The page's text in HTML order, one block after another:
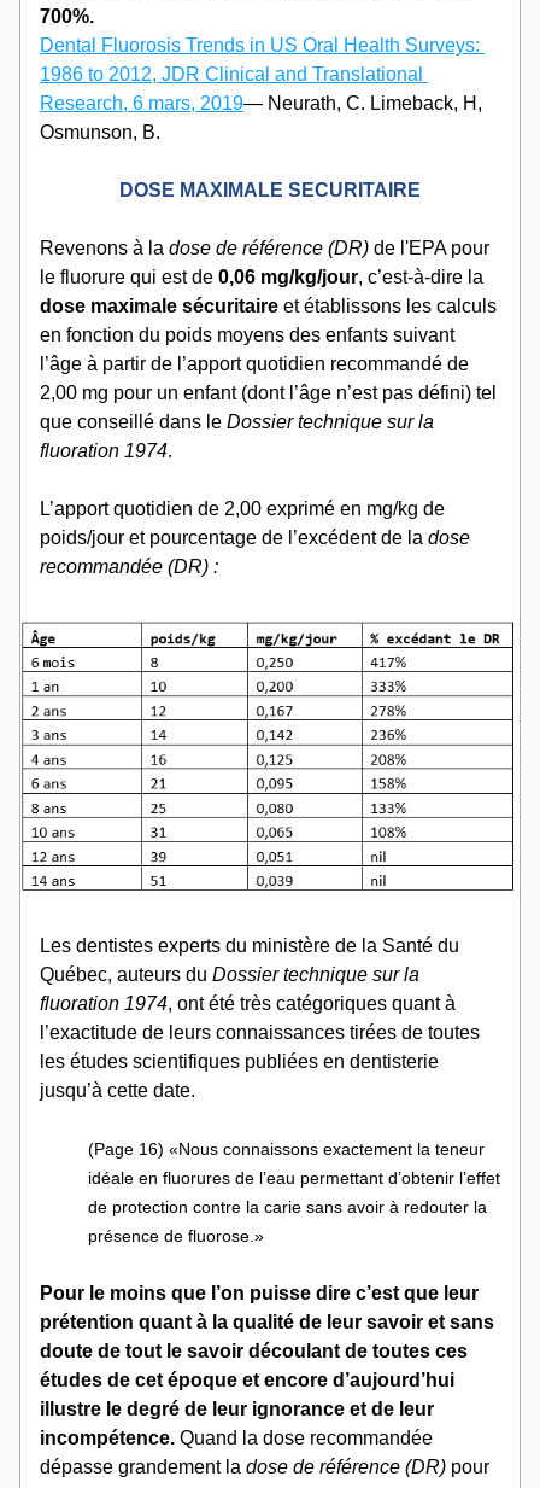
700%.
Dental Fluorosis Trends in US Oral Health Surveys:
1986 to 2012, JDR Clinical and Translational
Research, 6 mars, 2019— Neurath, C. Limeback, H,
Osmunson, B.
DOSE MAXIMALE SECURITAIRE
Revenons à la dose de référence (DR) de l'EPA pour
le fluorure qui est de 0,06 mg/kg/jour
dose maximale sécuritaire et établissons les calculs
en fonction du poids moyens des enfants suivant
l’âge à partir de l’apport quotidien recommandé de
2,00 mg pour un enfant (dont l’âge n’est pas défini) tel
que conseillé dans le Dossier technique sur la
fluoration 1974.
L’apport quotidien de 2,00 exprimé en mg/kg de
poids/jour et pourcentage de l’excédent de la dose
recommandée (DR) :
Les dentistes experts du ministère de la Santé du
Québec, auteurs du Dossier technique sur la
fluoration 1974, ont été très catégoriques quant à
l’exactitude de leurs connaissances tirées de toutes
les études scientifiques publiées en dentisterie
jusqu’à cette date.
(Page 16) «Nous connaissons exactement la teneur
idéale en fluorures de l’eau permettant d’obtenir l’effet
de protection contre la carie sans avoir à redouter la
présence de fluorose.»
Pour le moins que l’on puisse dire c’est que leur
prétention quant à la qualité de leur savoir et sans
doute de tout le savoir découlant de toutes ces
études de cet époque et encore d’aujourd’hui
illustre le degré de leur ignorance et de leur
incompétence. Quand la dose recommandée
dépasse grandement la dose de référence (DR) pour